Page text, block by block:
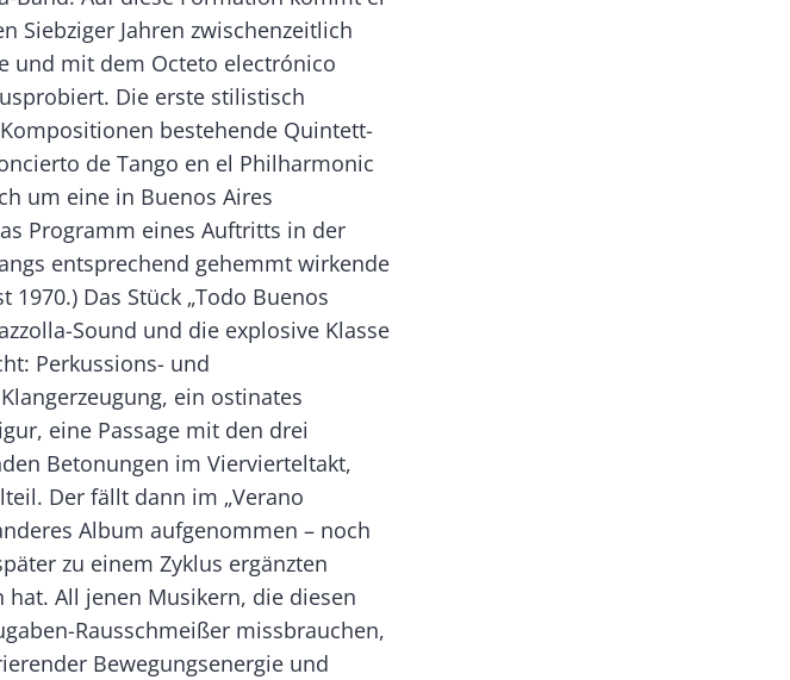
Siebziger Jahren zwischenzeitlich
und mit dem Octeto electrónico
Die erste stilistisch
bestehende Quintett-
de Tango en el Philharmonic
um eine in Buenos Aires
Programm eines Auftritts in der
entsprechend gehemmt wirkende
Das Stück „Todo Buenos
Sound und die explosive Klasse
Perkussions- und
ein ostinates
eine Passage mit den drei
Betonungen im Viervierteltakt,
Der fällt dann im „Verano
Album aufgenommen – noch
zu einem Zyklus ergänzten
All jenen Musikern, die diesen
Rausschmeißer missbrauchen,
Bewegungsenergie und